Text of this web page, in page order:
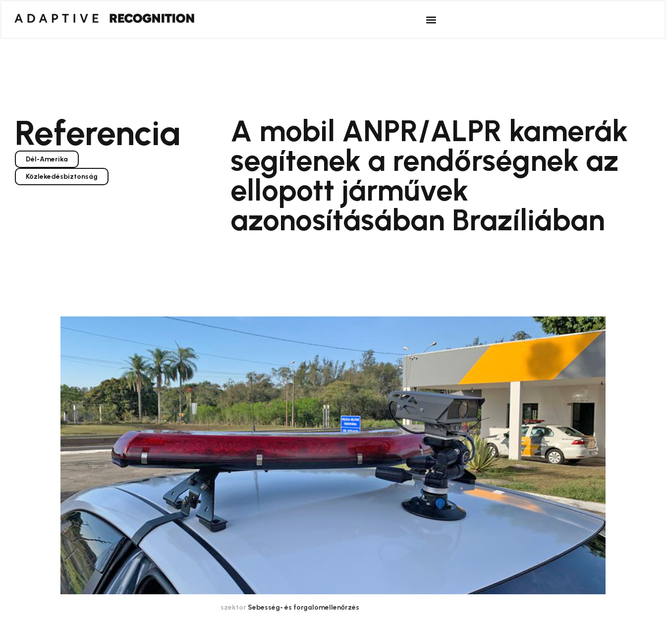
Referencia
Dél-Amerika
Közlekedésbiztonság
A mobil ANPR/ALPR kamerák
segítenek a rendőrségnek az
ellopott járművek
azonosításában Brazíliában
szektor Sebesség- és forgalomellenőrzés